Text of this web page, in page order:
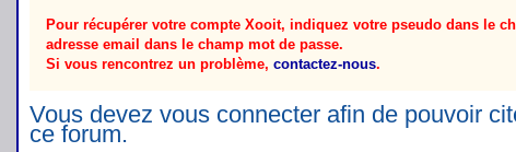
Pour récupérer votre compte Xooit, indiquez votre pseudo dans le
adresse email dans le champ mot de passe.
Si vous rencontrez un problème, contactez-nous.
Vous devez vous connecter afin de pouvoir
ce forum.